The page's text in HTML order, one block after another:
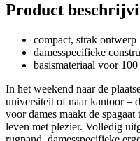
Product
compact, strak ontwerp
damesspecifieke
basismateriaal voor
In het weekend naar de
universiteit of naar kantoor –
voor dames maakt de
leven met plezier. Volledig